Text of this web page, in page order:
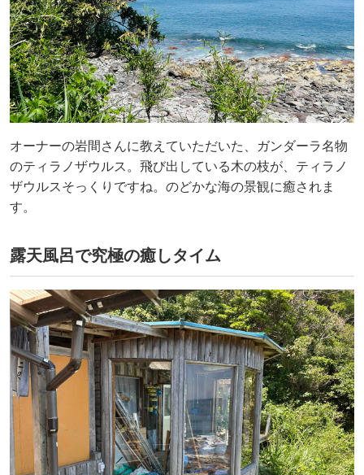
オーナーの岩間さんに教えていただいた、ガンダーラ名物
のティラノザウルス。飛び出している木の枝が、ティラノ
ザウルスそっくりですね。のどかな海の景観に癒されま
す。
露天風呂で究極の癒しタイム